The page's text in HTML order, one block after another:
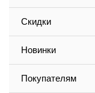
Скидки
Новинки
Покупателям